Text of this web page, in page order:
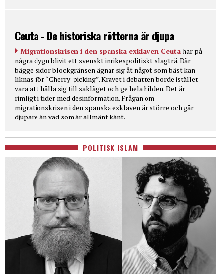
Ceuta - De historiska rötterna är djupa
Migrationskrisen i den spanska exklaven Ceuta har på
några dygn blivit ett svenskt inrikespolitiskt slagträ. Där
bägge sidor blockgränsen ägnar sig åt något som bäst kan
liknas för “Cherry-picking”. Kravet i debatten borde istället
vara att hålla sig till sakläget och ge hela bilden. Det är
rimligt i tider med desinformation. Frågan om
migrationskrisen i den spanska exklaven är större och går
djupare än vad som är allmänt känt.
POLITISK ISLAM